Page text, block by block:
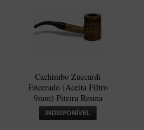
Cachimbo Zuccardi
Encerado (Aceita Filtro
9mm) Piteira Resina
INDISPONÍVEL